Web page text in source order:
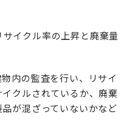
イクル率の上昇と廃棄量
内の監査を行い、リサイ
クルされているか、廃棄
が混ざっていないかなど